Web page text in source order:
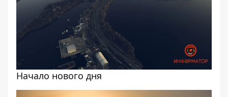
Начало нового дня